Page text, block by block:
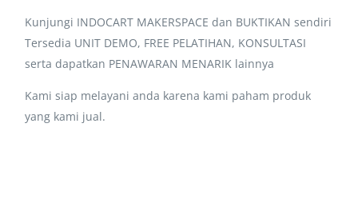
Kunjungi INDOCART MAKERSPACE dan BUKTIKAN sendiri
Tersedia UNIT DEMO, FREE PELATIHAN, KONSULTASI
serta dapatkan PENAWARAN MENARIK lainnya
Kami siap melayani anda karena kami paham produk
yang kami jual.